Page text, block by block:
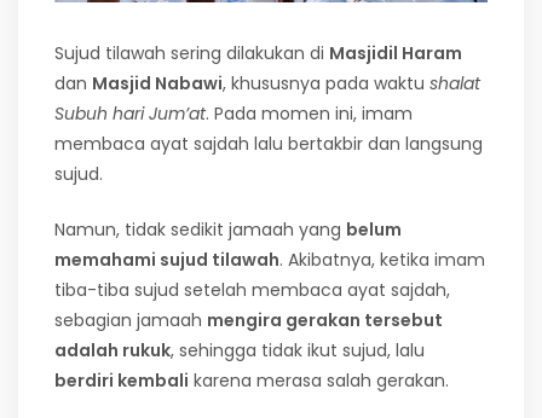
Sujud tilawah sering dilakukan di Masjidil Haram
dan Masjid Nabawi, khususnya pada waktu shalat
Subuh hari Jum’at. Pada momen ini, imam
membaca ayat sajdah lalu bertakbir dan langsung
sujud.
Namun, tidak sedikit jamaah yang belum
memahami sujud tilawah. Akibatnya, ketika imam
tiba-tiba sujud setelah membaca ayat sajdah,
sebagian jamaah mengira gerakan tersebut
adalah rukuk, sehingga tidak ikut sujud, lalu
berdiri kembali karena merasa salah gerakan.